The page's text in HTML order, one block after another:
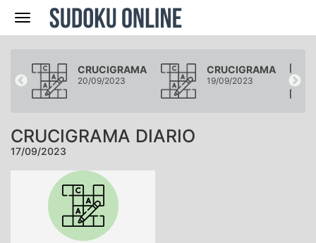
Navegación
CRUCIGRAMA
20/09/2023
CRUCIGRAMA
19/09/2023
CRUCIGRAMA DIARIO
17/09/2023